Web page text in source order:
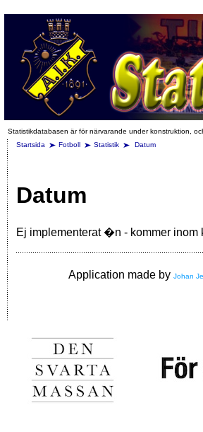
Statistikdatabasen är för närvarande under konstruktion,
Startsida
Fotboll Statistik Datum
Datum
Ej implementerat �n - kommer inom
Application made by Johan